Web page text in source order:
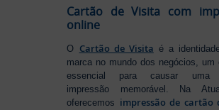
Cartão de Visita com
online
O Cartão de Visita é a
marca no mundo dos negócios, um
essencial para causar uma
impressão memorável. Na
oferecemos impressão de cartão